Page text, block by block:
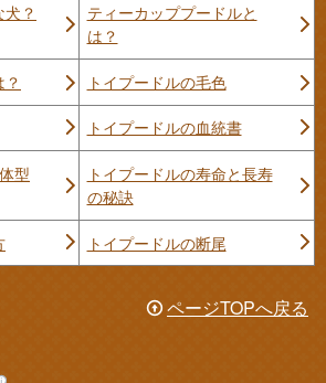
？
ティーカッププードルと
は？
トイプードルの毛色
トイプードルの血統書
型
トイプードルの寿命と長寿
の秘訣
トイプードルの断尾
ページTOPへ戻る